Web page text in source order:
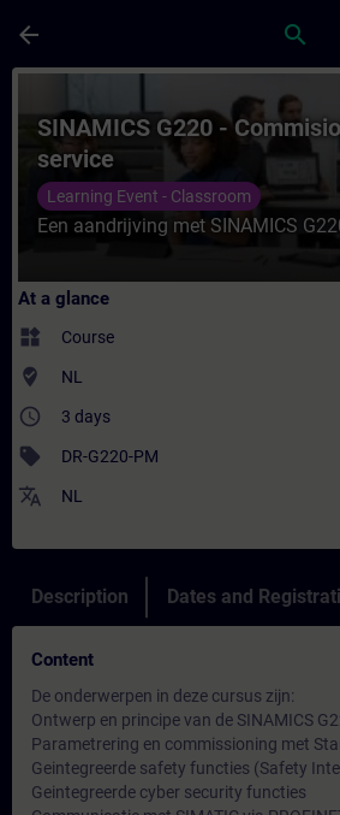
arrow_back search
Course - SINAMICS
SINAMICS G220 -
service
Learning Event - Classroom
Een aandrijving met SINAMICS
At a glance
widgets Course
where_to_vote NL
access_time 3 days
sell DR-G220-PM
translate NL
Description Dates and
Content
De onderwerpen in deze cursus zijn:
Ontwerp en principe van de SINAMICS
Parametrering en commissioning met
Geintegreerde safety functies (Safety
Geintegreerde cyber security functies